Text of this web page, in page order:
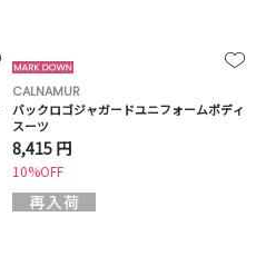
CALNAMUR
バックロゴジャガードユニフォームボディ
スーツ
8,415 円
10%OFF